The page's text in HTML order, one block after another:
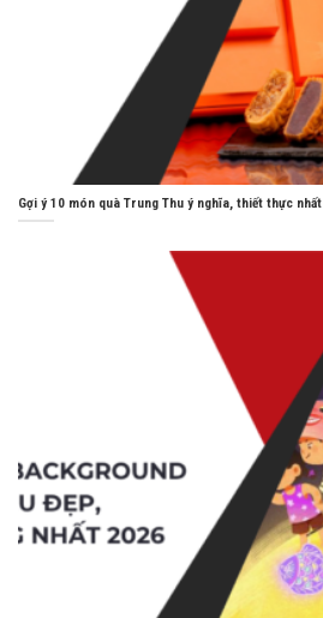
Gợi ý 10 món quà Trung Thu ý nghĩa, thiết thực nhất